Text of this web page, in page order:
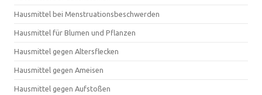
Hausmittel bei Menstruationsbeschwerden
Hausmittel für Blumen und Pflanzen
Hausmittel gegen Altersflecken
Hausmittel gegen Ameisen
Hausmittel gegen Aufstoßen